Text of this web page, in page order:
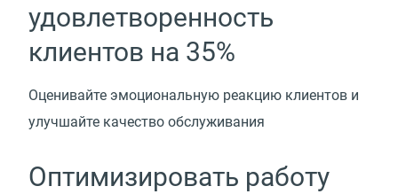
удовлетворенность
клиентов на 35%
Оценивайте эмоциональную реакцию клиентов и
улучшайте качество обслуживания
Оптимизировать работу